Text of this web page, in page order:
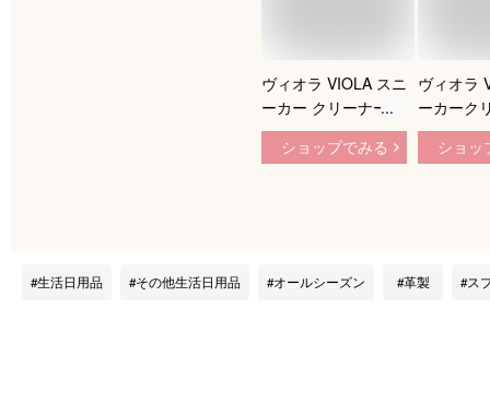
ヴィオラ VIOLA スニ
ーカー クリーナー
汚れ落とし 革 合皮
泡 スプレー 汚れ 落
クリーニング
ショップでみる
ヴィオラ
ーカーク
180ml×2
ラシ＆ク
ミス 手入
ショッ
生活日用品 その他生活日用品 オールシーズン 革製 ス